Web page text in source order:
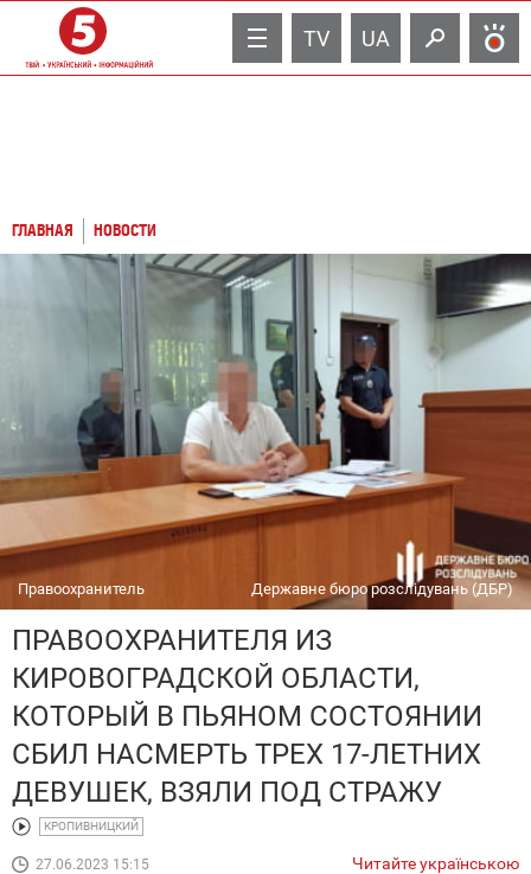
TV UA
ГЛАВНАЯ НОВОСТИ
Правоохранитель Державне бюро розслідувань (ДБР)
ПРАВООХРАНИТЕЛЯ ИЗ
КИРОВОГРАДСКОЙ ОБЛАСТИ,
КОТОРЫЙ В ПЬЯНОМ СОСТОЯНИИ
СБИЛ НАСМЕРТЬ ТРЕХ 17-ЛЕТНИХ
ДЕВУШЕК, ВЗЯЛИ ПОД СТРАЖУ
КРОПИВНИЦКИЙ
27.06.2023 15:15 Читайте українською